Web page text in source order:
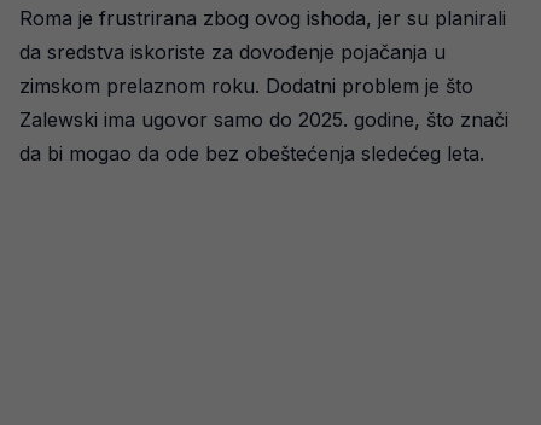
Roma je frustrirana zbog ovog ishoda, jer su planirali
da sredstva iskoriste za dovođenje pojačanja u
zimskom prelaznom roku. Dodatni problem je što
Zalewski ima ugovor samo do 2025. godine, što znači
da bi mogao da ode bez obeštećenja sledećeg leta.